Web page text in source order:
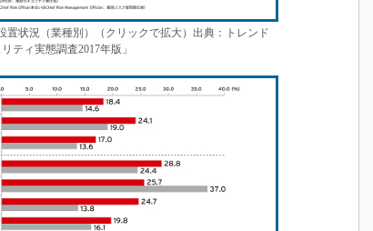
状況（業種別）（クリックで拡大）出典：トレンド
ティ実態調査2017年版」